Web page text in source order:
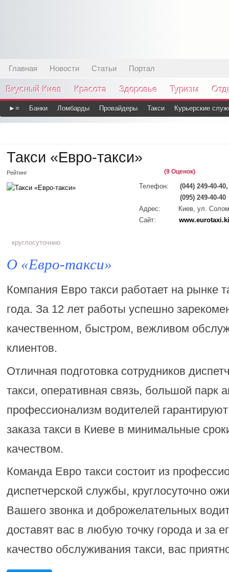
Главная Новости Статьи Портал
Вкусный Киев Красота Здоровье Туризм
►≡ Банки Ломбарды Провайдеры Такси Курьерские
Такси «Евро-такси»
Рейтинг (9 Оценок)
Телефон:
(044) 249-40-
(095) 249-40-40
Адрес:
Киев, ул.
Сайт:
круглосуточнно
О «Евро-такси»
Компания Евро такси работает на рынке
года. За 12 лет работы успешно
качественном, быстром, вежливом
клиентов.
Отличная подготовка сотрудников
такси, оперативная связь, большой парк
профессионализм водителей
заказа такси в Киеве в минимальные
качеством.
Команда Евро такси состоит из
диспетчерской службы, круглосуточно
Вашего звонка и доброжелательных
доставят вас в любую точку города и за
качество обслуживания такси, вас